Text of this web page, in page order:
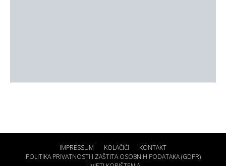
IMPRESSUM KOLAČIĆI
KONTAKT
POLITIKA PRIVATNOSTI I ZAŠTITA OSOBNIH PODATAKA (GDPR)